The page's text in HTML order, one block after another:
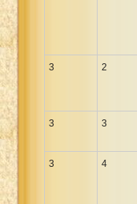
3 2
3 3
3 4